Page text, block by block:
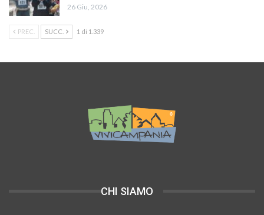
26 Giu, 2026
PREC. SUCC. 1 di 1.339
CHI SIAMO